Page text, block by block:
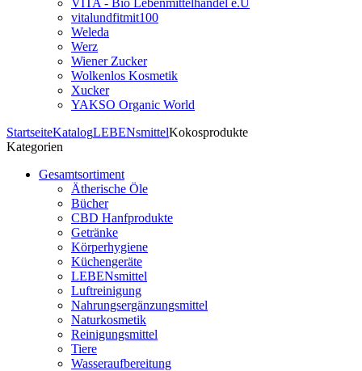
VITA - Bio Lebenmittelhandel e.U
vitalundfitmit100
Weleda
Werz
Wiener Zucker
Wolkenlos Kosmetik
Xucker
YAKSO Organic World
StartseiteKatalogLEBENsmittelKokosprodukte
Kategorien
Gesamtsortiment
Ätherische Öle
Bücher
CBD Hanfprodukte
Getränke
Körperhygiene
Küchengeräte
LEBENsmittel
Luftreinigung
Nahrungsergänzungsmittel
Naturkosmetik
Reinigungsmittel
Tiere
Wasseraufbereitung